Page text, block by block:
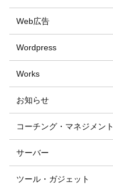
Web広告
Wordpress
Works
お知らせ
コーチング・マネジメント
サーバー
ツール・ガジェット